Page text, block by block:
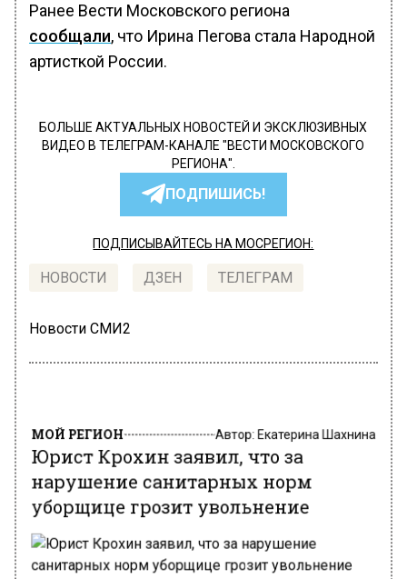
Ранее Вести Московского региона
сообщали, что Ирина Пегова стала Народной
артисткой России.
БОЛЬШЕ АКТУАЛЬНЫХ НОВОСТЕЙ И ЭКСКЛЮЗИВНЫХ
ВИДЕО В ТЕЛЕГРАМ-КАНАЛЕ "ВЕСТИ МОСКОВСКОГО
РЕГИОНА".
ПОДПИШИСЬ!
ПОДПИСЫВАЙТЕСЬ НА МОСРЕГИОН:
НОВОСТИ ДЗЕН ТЕЛЕГРАМ
Новости СМИ2
МОЙ РЕГИОН
Юрист Крохин заявил, что за
нарушение санитарных норм
уборщице грозит увольнение